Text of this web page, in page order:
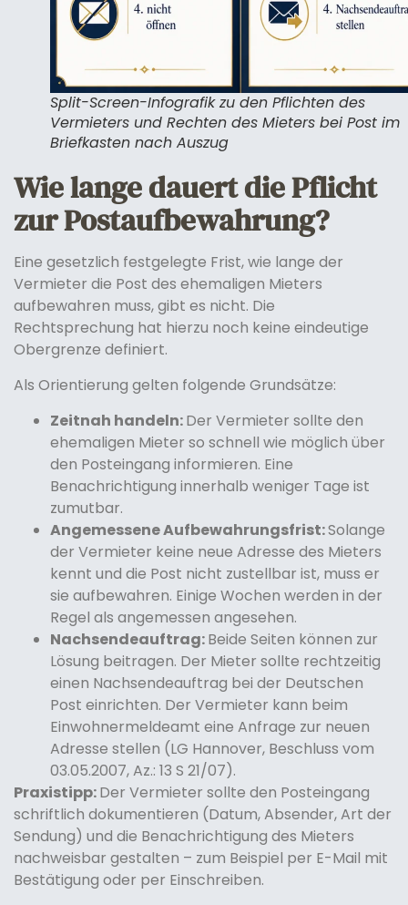
Split-Screen-Infografik zu den Pflichten des
Vermieters und Rechten des Mieters bei Post im
Briefkasten nach Auszug
Wie lange dauert die Pflicht
zur Postaufbewahrung?
Eine gesetzlich festgelegte Frist, wie lange der
Vermieter die Post des ehemaligen Mieters
aufbewahren muss, gibt es nicht. Die
Rechtsprechung hat hierzu noch keine eindeutige
Obergrenze definiert.
Als Orientierung gelten folgende Grundsätze:
Zeitnah handeln:Der Vermieter sollte den
ehemaligen Mieter so schnell wie möglich über
den Posteingang informieren. Eine
Benachrichtigung innerhalb weniger Tage ist
zumutbar.
Angemessene Aufbewahrungsfrist:Solange
der Vermieter keine neue Adresse des Mieters
kennt und die Post nicht zustellbar ist, muss er
sie aufbewahren. Einige Wochen werden in der
Regel als angemessen angesehen.
Nachsendeauftrag:Beide Seiten können zur
Lösung beitragen. Der Mieter sollte rechtzeitig
einen Nachsendeauftrag bei der Deutschen
Post einrichten. Der Vermieter kann beim
Einwohnermeldeamt eine Anfrage zur neuen
Adresse stellen (LG Hannover, Beschluss vom
03.05.2007, Az.: 13 S 21/07).
Praxistipp:Der Vermieter sollte den Posteingang
schriftlich dokumentieren (Datum, Absender, Art der
Sendung) und die Benachrichtigung des Mieters
nachweisbar gestalten – zum Beispiel per E-Mail mit
Bestätigung oder per Einschreiben.